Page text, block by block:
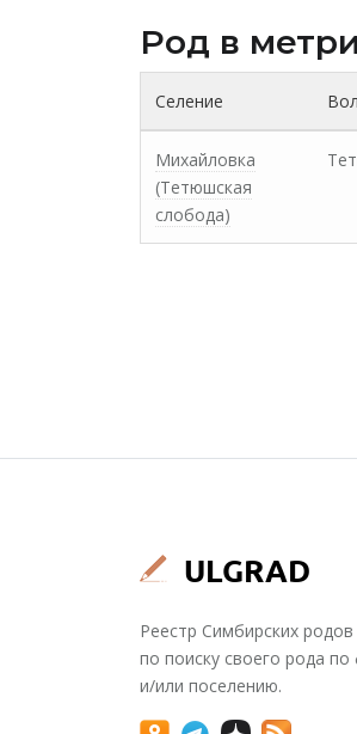
Род в
Селение
Михайловка
(Тетюшская
слобода)
Реестр Симбирских родов
по поиску своего рода
и/или поселению.